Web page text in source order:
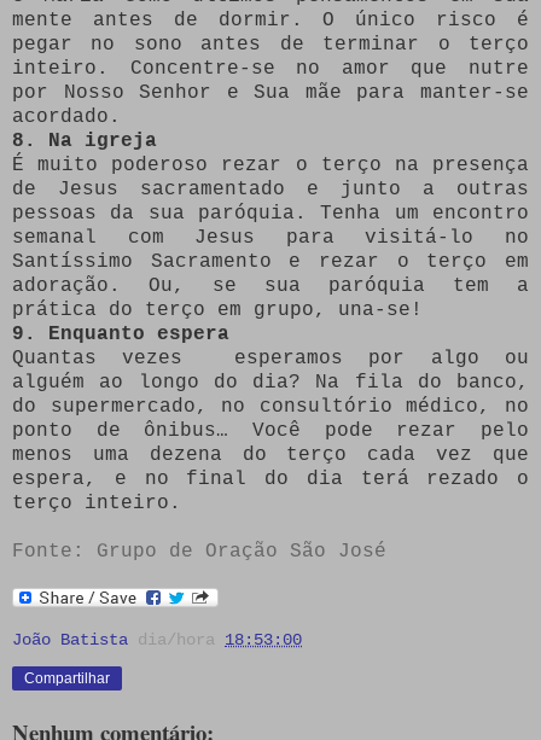
mente antes de dormir. O único risco é
pegar no sono antes de terminar o terço
inteiro. Concentre-se no amor que nutre
por Nosso Senhor e Sua mãe para manter-se
acordado.
8. Na igreja
É muito poderoso rezar o terço na presença
de Jesus sacramentado e junto a outras
pessoas da sua paróquia. Tenha um encontro
semanal com Jesus para visitá-lo no
Santíssimo Sacramento e rezar o terço em
adoração. Ou, se sua paróquia tem a
prática do terço em grupo, una-se!
9. Enquanto espera
Quantas vezes esperamos por algo ou
alguém ao longo do dia? Na fila do banco,
do supermercado, no consultório médico, no
ponto de ônibus… Você pode rezar pelo
menos uma dezena do terço cada vez que
espera, e no final do dia terá rezado o
terço inteiro.
Fonte: Grupo de Oração São José
João Batista dia/hora 18:53:00
Compartilhar
Nenhum comentário: